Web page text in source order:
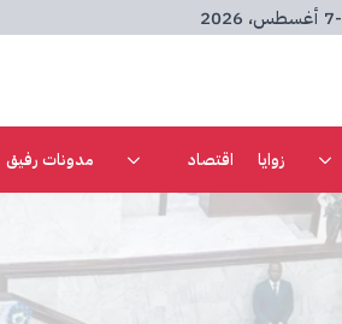
-7 أغسطس، 2026
زوايا اقتصاد مدونات رفيق